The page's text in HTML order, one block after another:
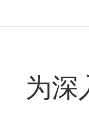
为深